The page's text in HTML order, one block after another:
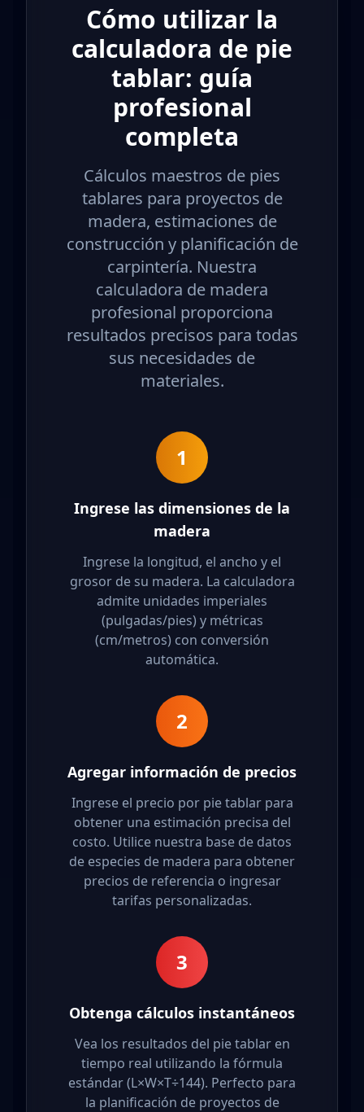
Cómo utilizar la
calculadora de pie
tablar: guía
profesional
completa
Cálculos maestros de pies
tablares para proyectos de
madera, estimaciones de
construcción y planificación de
carpintería. Nuestra
calculadora de madera
profesional proporciona
resultados precisos para todas
sus necesidades de
materiales.
1
Ingrese las dimensiones de la
madera
Ingrese la longitud, el ancho y el
grosor de su madera. La calculadora
admite unidades imperiales
(pulgadas/pies) y métricas
(cm/metros) con conversión
automática.
2
Agregar información de precios
Ingrese el precio por pie tablar para
obtener una estimación precisa del
costo. Utilice nuestra base de datos
de especies de madera para obtener
precios de referencia o ingresar
tarifas personalizadas.
3
Obtenga cálculos instantáneos
Vea los resultados del pie tablar en
tiempo real utilizando la fórmula
estándar (L×W×T÷144). Perfecto para
la planificación de proyectos de